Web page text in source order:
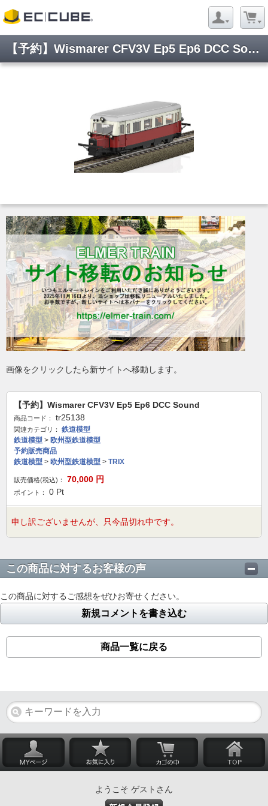
【予約】Wismarer CFV3V Ep5 Ep6 DCC Sound
画像をクリックしたら新サイトへ移動します。
【予約】Wismarer CFV3V Ep5 Ep6 DCC Sound
商品コード： tr25138
関連カテゴリ：
鉄道模型
鉄道模型 > 欧州型鉄道模型
予約販売商品
鉄道模型 > 欧州型鉄道模型 > TRIX
販売価格(税込)： 70,000 円
ポイント： 0 Pt
申し訳ございませんが、只今品切れ中です。
この商品に対するお客様の声
この商品に対するご感想をぜひお寄せください。
新規コメントを書き込む
商品一覧に戻る
ようこそ ゲストさん